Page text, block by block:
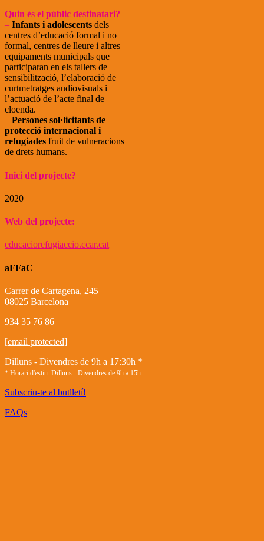
Quin és el públic destinatari?
– Infants i adolescents dels
centres d’educació formal i no
formal, centres de lleure i altres
equipaments municipals que
participaran en els tallers de
sensibilització, l’elaboració de
curtmetratges audiovisuals i
l’actuació de l’acte final de
cloenda.
– Persones sol·licitants de
protecció internacional i
refugiades fruit de vulneracions
de drets humans.
Inici del projecte?
2020
Web del projecte:
educaciorefugiaccio.ccar.cat
aFFaC
Carrer de Cartagena, 245
08025 Barcelona
934 35 76 86
[email protected]
Dilluns - Divendres de 9h a 17:30h *
* Horari d'estiu: Dilluns - Divendres de 9h a 15h
Subscriu-te al butlletí!
FAQs